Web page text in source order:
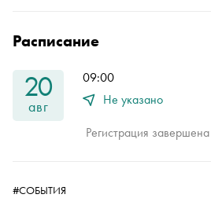
Расписание
20
авг
09:00
Не указано
Регистрация завершена
#СОБЫТИЯ